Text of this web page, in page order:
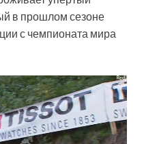
в прошлом сезоне
с чемпионата мира